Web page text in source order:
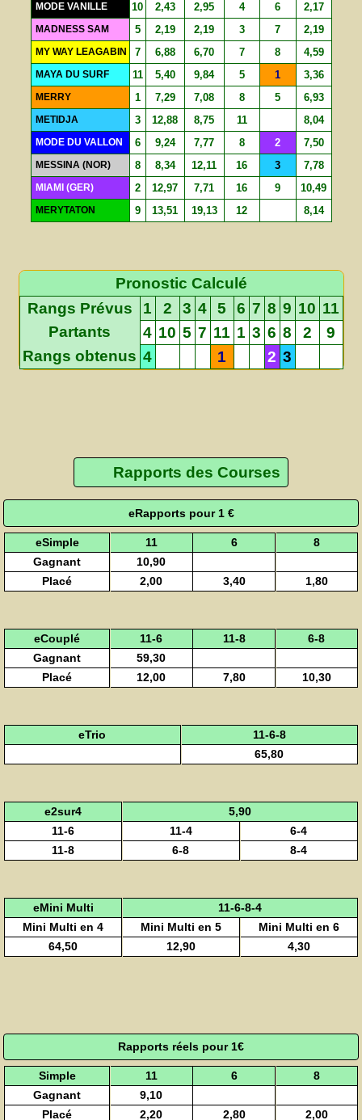
MODE VANILLE 10 2,43 2,95 4 6 2,17
MADNESS SAM 5 2,19 2,19 3 7 2,19
MY WAY LEAGABIN 7 6,88 6,70 7 8 4,59
MAYA DU SURF 11 5,40 9,84 5 1 3,36
MERRY 1 7,29 7,08 8 5 6,93
METIDJA 3 12,88 8,75 11 8,04
MODE DU VALLON 6 9,24 7,77 8 2 7,50
MESSINA (NOR) 8 8,34 12,11 16 3 7,78
MIAMI (GER) 2 12,97 7,71 16 9 10,49
MERYTATON 9 13,51 19,13 12 8,14
Pronostic Calculé
Rangs Prévus
1 2 3 4 5 6 7 8 9 10 11
Partants
4 10 5 7 11 1 3 6 8 2
9
Rangs obtenus 4 1 2 3
Rapports des Courses
eRapports pour 1 €
eSimple 11 6
8
Gagnant
10,90
Placé
2,00 3,40 1,80
eCouplé 11-6 11-8
6-8
Gagnant
59,30
Placé
12,00 7,80 10,30
eTrio
11-6-8
65,80
e2sur4
5,90
11-6
11-4
6-4
11-8
6-8 8-4
eMini Multi
11-6-8-4
Mini Multi en 4
Mini Multi en 5
Mini Multi en 6
64,50
12,90 4,30
Rapports réels pour 1€
Simple 11 6
8
Gagnant
9,10
Placé
2,20 2,80 2,00